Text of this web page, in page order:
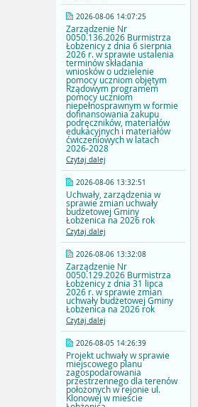
2026-08-06 14:07:25
Zarządzenie Nr
0050.136.2026 Burmistrza
Łobżenicy z dnia 6 sierpnia
2026 r. w sprawie ustalenia
terminów składania
wniosków o udzielenie
pomocy uczniom objętym
Rządowym programem
pomocy uczniom
niepełnosprawnym w formie
dofinansowania zakupu
podręczników, materiałów
edukacyjnych i materiałów
ćwiczeniowych w latach
2026-2028
Czytaj dalej
2026-08-06 13:32:51
Uchwały, zarządzenia w
sprawie zmian uchwały
budżetowej Gminy
Łobżenica na 2026 rok
Czytaj dalej
2026-08-06 13:32:08
Zarządzenie Nr
0050.129.2026 Burmistrza
Łobżenicy z dnia 31 lipca
2026 r. w sprawie zmian
uchwały budżetowej Gminy
Łobżenica na 2026 rok
Czytaj dalej
2026-08-05 14:26:39
Projekt uchwały w sprawie
miejscowego planu
zagospodarowania
przestrzennego dla terenów
położonych w rejonie ul.
Klonowej w mieście